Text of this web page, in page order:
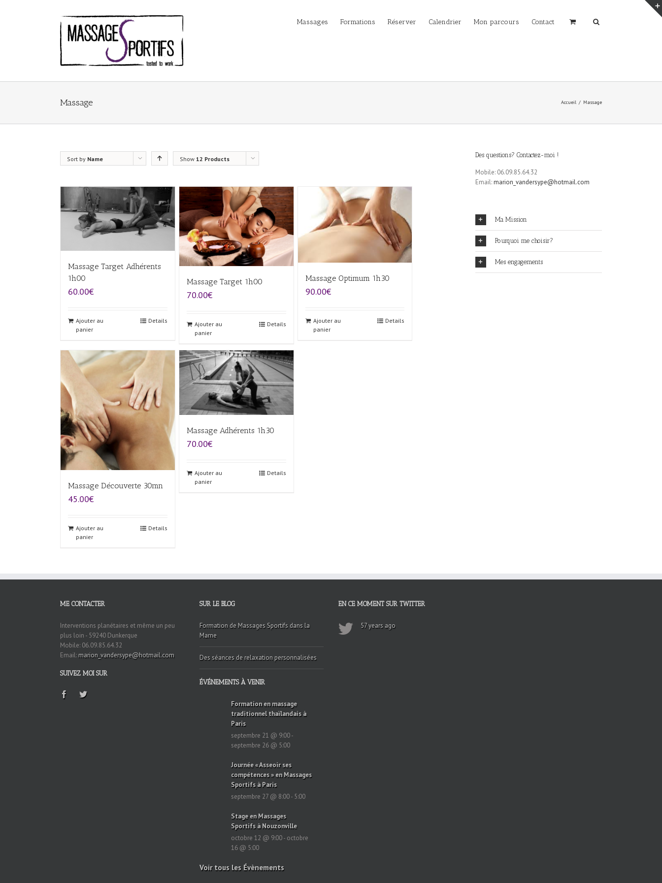
Massages Formations Réserver Calendrier Mon parcours Contact
Massage Accueil Massage
Sort by Name Show 12 Products
Massage Target Adhérents
1h00
60.00€
Ajouter au
panier
Details
Massage Target 1h00
70.00€
Ajouter au
panier
Details
Massage Optimum 1h30
90.00€
Ajouter au
panier
Details
Massage Découverte 30mn
45.00€
Ajouter au
panier
Details
Massage Adhérents 1h30
70.00€
Ajouter au
panier
Details
Des questions? Contactez-moi !
Mobile: 06.09.85.64.32
Email:marion_vandersype@hotmail.com
Ma Mission
Pourquoi me choisir?
Mes engagements
ME CONTACTER
Interventions planétaires et même un peu
plus loin - 59240 Dunkerque
Mobile: 06.09.85.64.32
Email: marion_vandersype@hotmail.com
SUIVEZ MOI SUR
SUR LE BLOG
Formation de Massages Sportifs dans la
Marne
Des séances de relaxation personnalisées
ÉVÉNEMENTS À VENIR
Formation en massage
traditionnel thaïlandais à
Paris
septembre 21 @ 9:00-
septembre 26 @ 5:00
Journée « Asseoir ses
compétences » en Massages
Sportifs à Paris
septembre 27 @ 8:00- 5:00
Stage en Massages
Sportifs à Nouzonville
octobre 12 @ 9:00- octobre
16 @ 5:00
Voir tous les Évènements
EN CE MOMENT SUR TWITTER
57 years ago